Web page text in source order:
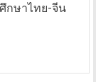
ษาไทย-จีน